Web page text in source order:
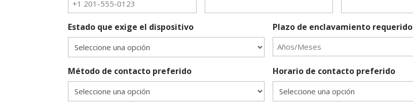
Estado que exige el dispositivo Plazo de enclavamiento requerido
Método de contacto preferido Horario de contacto preferido